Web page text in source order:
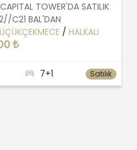
TOWER'DA SATILIK
C21 BAL'DAN
/ HALKALI
₺
7+1 Satılık